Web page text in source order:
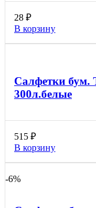
28 ₽
В корзину
Салфетки бум.
300л.белые
515 ₽
В корзину
-6%